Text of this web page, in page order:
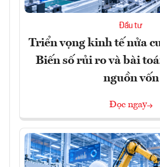
Đầu tư
Triển vọng kinh tế nửa
Biến số rủi ro và bài
nguồn vốn
Đọc ngay